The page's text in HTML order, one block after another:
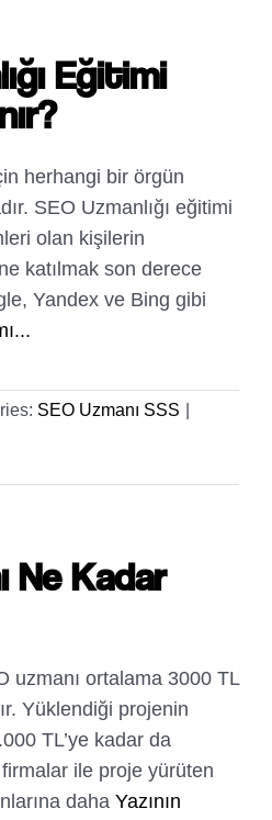
Eğitimi
herhangi bir örgün
SEO Uzmanlığı eğitimi
olan kişilerin
katılmak son derece
Yandex ve Bing gibi
SEO Uzmanı SSS
Nereden
Ne Kadar
uzmanı ortalama 3000 TL
Yüklendiği projenin
TL’ye kadar da
firmalar ile proje yürüten
daha Yazının